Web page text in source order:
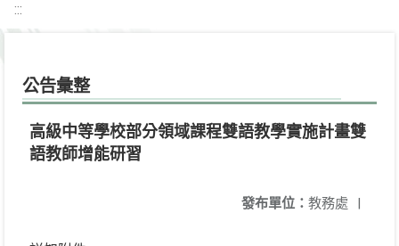
:::
公告彙整
高級中等學校部分領域課程雙語教學實施計畫雙
語教師增能研習
發布單位： 教務處 |